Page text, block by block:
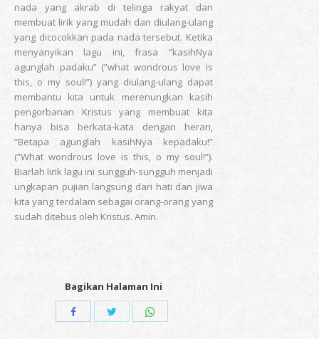
nada yang akrab di telinga rakyat dan
membuat lirik yang mudah dan diulang-ulang
yang dicocokkan pada nada tersebut. Ketika
menyanyikan lagu ini, frasa ”kasihNya
agunglah padaku” (”what wondrous love is
this, o my soul!”) yang diulang-ulang dapat
membantu kita untuk merenungkan kasih
pengorbanan Kristus yang membuat kita
hanya bisa berkata-kata dengan heran,
”Betapa agunglah kasihNya kepadaku!”
(”What wondrous love is this, o my soul!”).
Biarlah lirik lagu ini sungguh-sungguh menjadi
ungkapan pujian langsung dari hati dan jiwa
kita yang terdalam sebagai orang-orang yang
sudah ditebus oleh Kristus. Amin.
Bagikan Halaman Ini